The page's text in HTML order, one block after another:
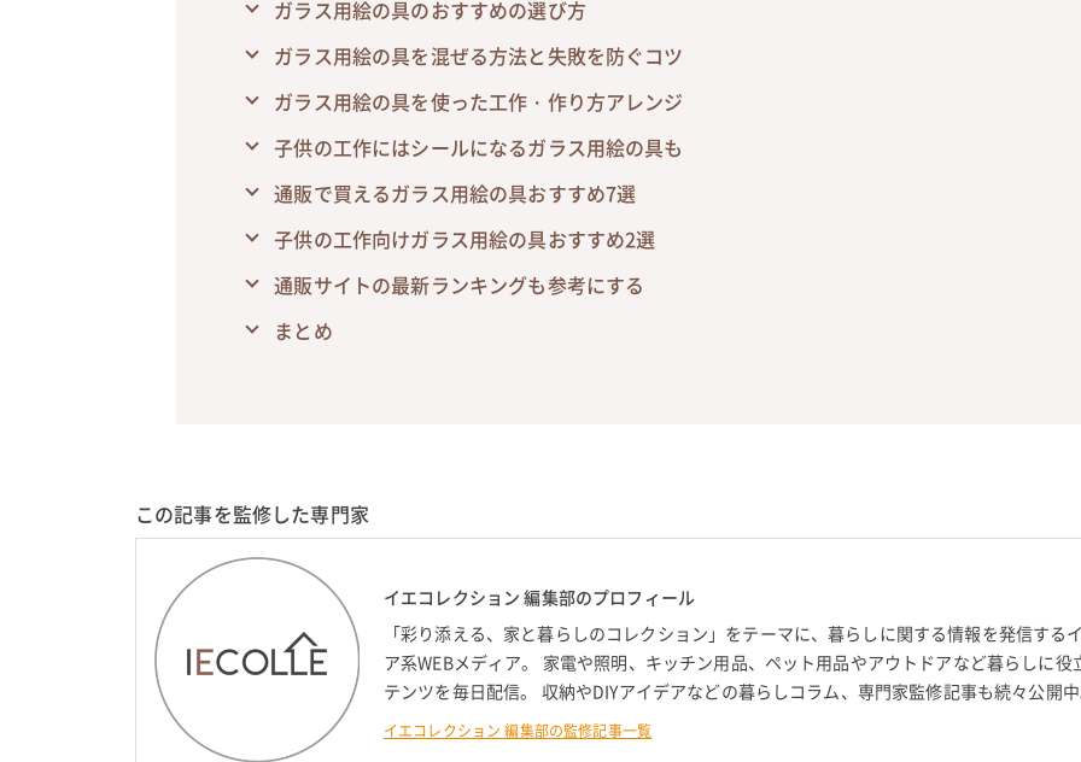
ガラス用絵の具のおすすめの選び方
ガラス用絵の具を混ぜる方法と失敗を防ぐコツ
ガラス用絵の具を使った工作・作り方アレンジ
子供の工作にはシールになるガラス用絵の具も
通販で買えるガラス用絵の具おすすめ7選
子供の工作向けガラス用絵の具おすすめ2選
通販サイトの最新ランキングも参考にする
まとめ
この記事を監修した専門家
イエコレクション 編集部のプロフィール
「彩り添える、家と暮らしのコレクション」をテーマに、暮らしに関する情報を発信する
ア系WEBメディア。 家電や照明、キッチン用品、ペット用品やアウトドアなど暮らしに役
テンツを毎日配信。 収納やDIYアイデアなどの暮らしコラム、専門家監修記事も続々公開中
イエコレクション 編集部の監修記事一覧